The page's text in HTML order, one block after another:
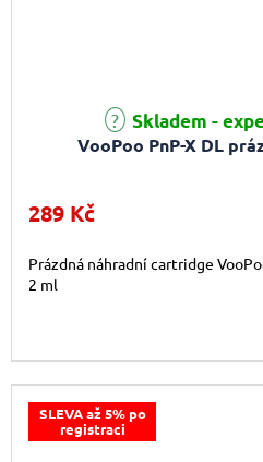
VooPoo PnP-X DL
Skladem -
289 Kč
Prázdná náhradní cartridge
2 ml
SLEVA až 5% po
registraci